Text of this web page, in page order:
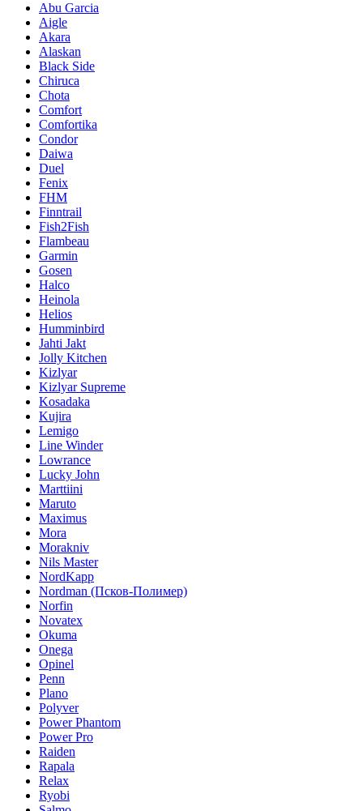
Abu Garcia
Aigle
Akara
Alaskan
Black Side
Chiruca
Chota
Comfort
Comfortika
Condor
Daiwa
Duel
Fenix
FHM
Finntrail
Fish2Fish
Flambeau
Garmin
Gosen
Halco
Heinola
Helios
Humminbird
Jahti Jakt
Jolly Kitchen
Kizlyar
Kizlyar Supreme
Kosadaka
Kujira
Lemigo
Line Winder
Lowrance
Lucky John
Marttiini
Maruto
Maximus
Mora
Morakniv
Nils Master
NordKapp
Nordman (Псков-Полимер)
Norfin
Novatex
Okuma
Onega
Opinel
Penn
Plano
Polyver
Power Phantom
Power Pro
Raiden
Rapala
Relax
Ryobi